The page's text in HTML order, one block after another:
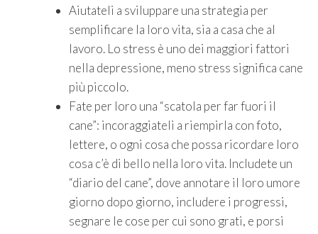
Aiutateli a sviluppare una strategia per
semplificare la loro vita, sia a casa che al
lavoro. Lo stress è uno dei maggiori fattori
nella depressione, meno stress significa cane
più piccolo.
Fate per loro una “scatola per far fuori il
cane”: incoraggiateli a riempirla con foto,
lettere, o ogni cosa che possa ricordare loro
cosa c’è di bello nella loro vita. Includete un
“diario del cane”, dove annotare il loro umore
giorno dopo giorno, includere i progressi,
segnare le cose per cui sono grati, e porsi